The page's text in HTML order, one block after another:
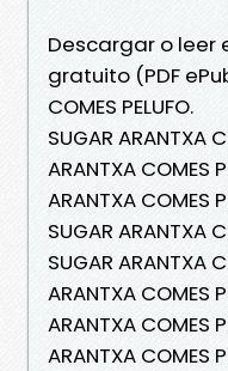
Descargar o leer
gratuito (PDF
COMES PELUFO.
SUGAR ARANTXA
ARANTXA COMES
ARANTXA COMES
SUGAR ARANTXA
SUGAR ARANTXA
ARANTXA COMES
ARANTXA COMES
ARANTXA